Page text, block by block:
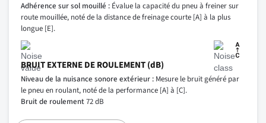
Adhérence sur sol mouillé : Évalue la capacité du pneu à freiner sur
route mouillée, noté de la distance de freinage courte [A] à la plus
longue [E].
BRUIT EXTERNE DE ROULEMENT (dB)
Niveau de la nuisance sonore extérieur : Mesure le bruit généré par
le pneu en roulant, noté de la performance [A] à [C].
Bruit de roulement72 dB